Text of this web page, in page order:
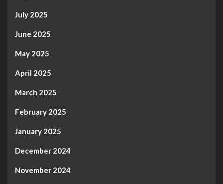
July 2025
June 2025
May 2025
April 2025
March 2025
February 2025
January 2025
December 2024
November 2024